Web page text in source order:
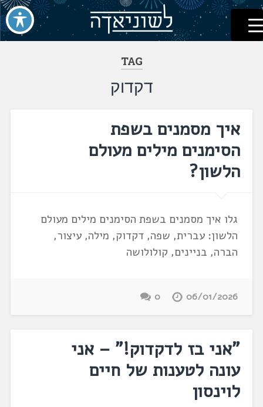
דלג
לתוכן
לשוניאדה
עברית. לשון. שפה
TAG
דקדוק
איך מסמנים בשפת
הסימנים מילים מעולם
הלשון?
גלו איך מסמנים בשפת הסימנים מילים מעולם
הלשון: עברית, שפה, דקדוק, מילה, עיצור,
הברה, בניינים, קולולושה
06/01/2026
0
"אני בז לדקדוק!" – אני
עונה לטענות של חיים
לוינסון